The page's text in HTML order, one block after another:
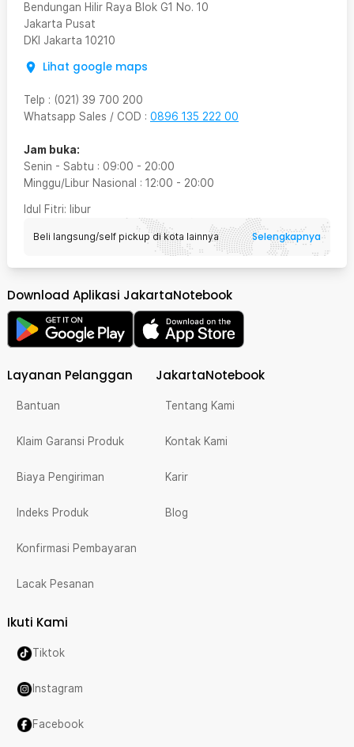
Bendungan Hilir Raya Blok G1 No. 10
Jakarta Pusat
DKI Jakarta 10210
Lihat google maps
Telp : (021) 39 700 200
Whatsapp Sales / COD : 0896 135 222 00
Jam buka:
Senin - Sabtu : 09:00 - 20:00
Minggu/Libur Nasional : 12:00 - 20:00
Idul Fitri: libur
Beli langsung/self pickup di kota lainnya Selengkapnya
Download Aplikasi JakartaNotebook
Layanan Pelanggan
Bantuan
Klaim Garansi Produk
Biaya Pengiriman
Indeks Produk
Konfirmasi Pembayaran
Lacak Pesanan
JakartaNotebook
Tentang Kami
Kontak Kami
Karir
Blog
Ikuti Kami
Tiktok
Instagram
Facebook